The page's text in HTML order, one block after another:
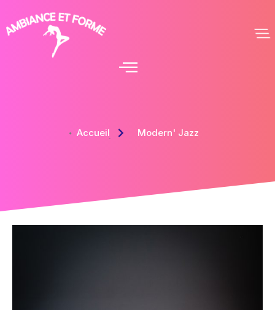
Accueil Modern' Jazz